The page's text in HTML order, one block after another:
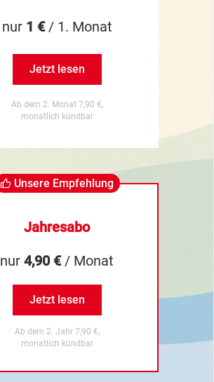
nur 1 €/ 1. Monat
Jetzt lesen
Ab dem 2. Monat 7,90 €,
monatlich kündbar
Unsere Empfehlung
Jahresabo
nur 4,90 €/ Monat
Jetzt lesen
Ab dem 2. Jahr 7,90 €,
monatlich kündbar